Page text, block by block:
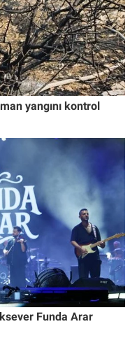
yangını kontrol
Funda Arar